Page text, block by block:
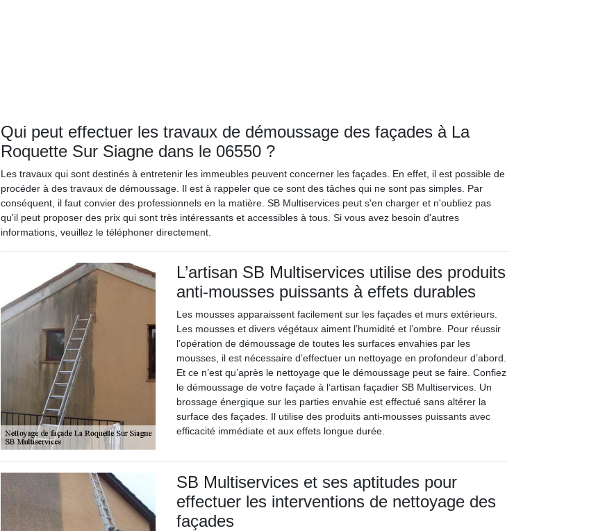
Qui peut effectuer les travaux de démoussage des façades à La
Roquette Sur Siagne dans le 06550 ?
Les travaux qui sont destinés à entretenir les immeubles peuvent concerner les façades. En effet, il est possible de
procéder à des travaux de démoussage. Il est à rappeler que ce sont des tâches qui ne sont pas simples. Par
conséquent, il faut convier des professionnels en la matière. SB Multiservices peut s'en charger et n'oubliez pas
qu'il peut proposer des prix qui sont très intéressants et accessibles à tous. Si vous avez besoin d'autres
informations, veuillez le téléphoner directement.
L’artisan SB Multiservices utilise des produits
anti-mousses puissants à effets durables
Les mousses apparaissent facilement sur les façades et murs extérieurs.
Les mousses et divers végétaux aiment l’humidité et l’ombre. Pour réussir
l’opération de démoussage de toutes les surfaces envahies par les
mousses, il est nécessaire d’effectuer un nettoyage en profondeur d’abord.
Et ce n’est qu’après le nettoyage que le démoussage peut se faire. Confiez
le démoussage de votre façade à l’artisan façadier SB Multiservices. Un
brossage énergique sur les parties envahie est effectué sans altérer la
surface des façades. Il utilise des produits anti-mousses puissants avec
efficacité immédiate et aux effets longue durée.
SB Multiservices et ses aptitudes pour
effectuer les interventions de nettoyage des
façades